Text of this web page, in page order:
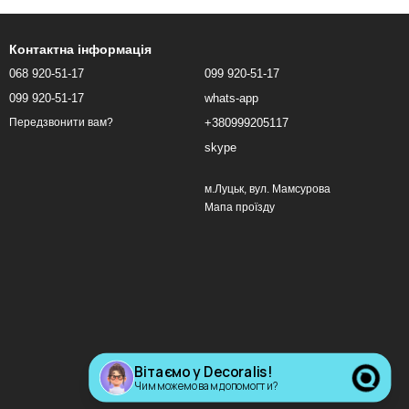
Контактна інформація
068 920-51-17
099 920-51-17
Передзвонити вам?
099 920-51-17
whats-app
+380999205117
skype
м.Луцьк, вул. Мамсурова
Мапа проїзду
Вітаємо у Decoralis!
Чим можемо вам допомогти?